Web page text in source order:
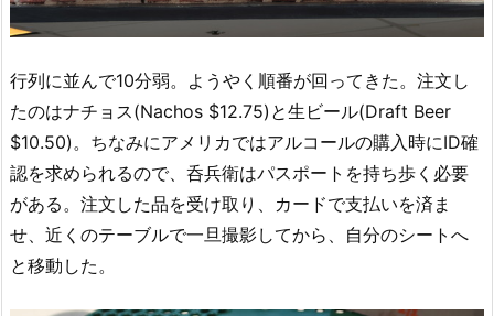
行列に並んで10分弱。ようやく順番が回ってきた。注文し
たのはナチョス(Nachos $12.75)と生ビール(Draft Beer
$10.50)。ちなみにアメリカではアルコールの購入時にID確
認を求められるので、呑兵衛はパスポートを持ち歩く必要
がある。注文した品を受け取り、カードで支払いを済ま
せ、近くのテーブルで一旦撮影してから、自分のシートへ
と移動した。